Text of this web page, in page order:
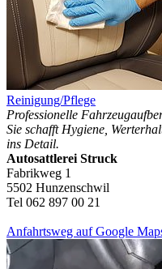
Reinigung/Pflege
Professionelle
Sie schafft Hygiene,
ins Detail.
Autosattlerei Struck
Fabrikweg 1
5502 Hunzenschwil
Tel 062 897 00 21
Anfahrtsweg auf Google